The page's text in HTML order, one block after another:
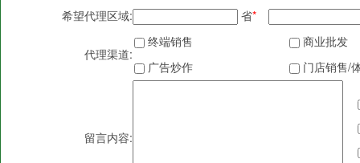
希望代理区域:
省*
代理渠道:
终端销售
商业批发
广告炒作
门店销售/
留言内容: